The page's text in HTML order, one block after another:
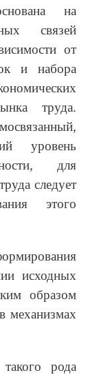
на
связей
от
и набора
труда.
уровень
для
следует
этого
исходных
образом
механизмах
рода